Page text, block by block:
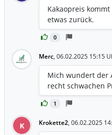
0
Kakaopreis
etwas zurück.
Merc, 06.02.2025 15:15
1
Mich wundert der
recht schwachen
K Krokette2, 06.02.2025